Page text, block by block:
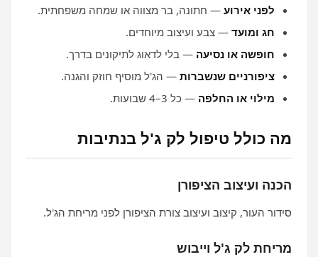
לפני אירוע — חתונה, בר מצווה או שמחה משפחתית.
חג ומועד — צבע ועיצוב מיוחדים.
חופשה או נסיעה — בלי לדאוג לתיקונים בדרך.
ציפורניים שנשברות — הג'ל מוסיף חוזק והגנה.
מילוי או החלפה — כל 3–4 שבועות.
מה כולל טיפול לק ג'ל בנתיבות
הכנה ועיצוב הציפורן
סידור העור, קיצוב ועיצוב צורת הציפורן לפני מריחת הג'ל.
מריחת לק ג'ל וייבוש